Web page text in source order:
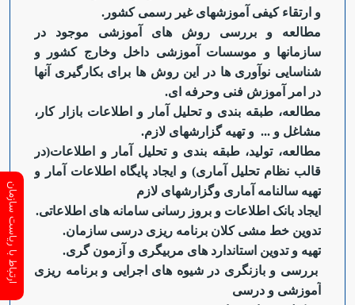
و ارتقاء کیفی آموزش‏های غیر رسمی کشور.
مطالعه و بررسی روش های آموزشی موجود در
سازمان‏ها و موسسات آموزشی داخل وخارج کشور و
شناسایی نوآوری ها در این روش ها برای بکارگیری آنها
در امر آموزش فنی وحرفه ای.
مطالعه، طبقه بندی و تحلیل آمار و اطلاعات بازار کار،
مشاغل و ... و تهیه گزارش‏های لازم.
مطالعه، تولید، طبقه بندی و تحلیل آمار و اطلاعات(در
قالب نظام تحلیل آماری) و ایجاد پایگاه اطلاعات آمار و
تهیه سالنامه آماری وگزارش‏های لازم
ایجاد بانک اطلاعات و بروز رسانی سامانه های اطلاعاتی.
تدوین خط مشی کلان برنامه ریزی درسی سازمان.
تهیه و تدوین استاندارد های مربیگری و آزمون گری.
بررسی و بازنگری در شیوه های اجرایی و برنامه ریزی
آموزشی و درسی
ارتباط با ریاست سازمان